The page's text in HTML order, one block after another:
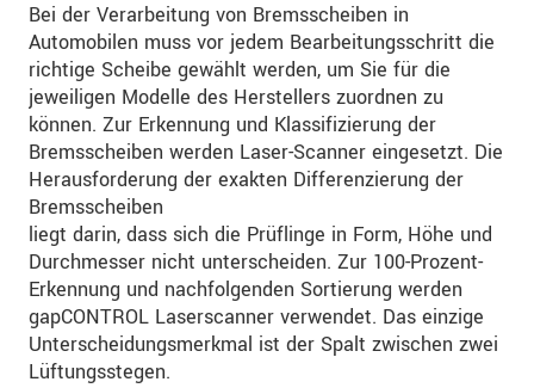
Bei der Verarbeitung von Bremsscheiben in
Automobilen muss vor jedem Bearbeitungsschritt die
richtige Scheibe gewählt werden, um Sie für die
jeweiligen Modelle des Herstellers zuordnen zu
können. Zur Erkennung und Klassifizierung der
Bremsscheiben werden Laser-Scanner eingesetzt. Die
Herausforderung der exakten Differenzierung der
Bremsscheiben
liegt darin, dass sich die Prüflinge in Form, Höhe und
Durchmesser nicht unterscheiden. Zur 100-Prozent-
Erkennung und nachfolgenden Sortierung werden
gapCONTROL Laserscanner verwendet. Das einzige
Unterscheidungsmerkmal ist der Spalt zwischen zwei
Lüftungsstegen.